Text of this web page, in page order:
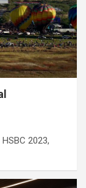
2023,